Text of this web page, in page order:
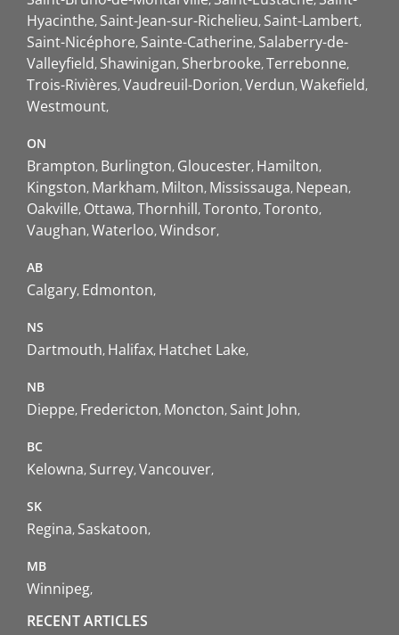
Hyacinthe Saint-Jean-sur-Richelieu Saint-Lambert
Saint-Nicéphore Sainte-Catherine Salaberry-de-
Valleyfield Shawinigan Sherbrooke Terrebonne
Trois-Rivières Vaudreuil-Dorion Verdun Wakefield
Westmount
ON
Brampton Burlington Gloucester Hamilton
Kingston Markham Milton Mississauga Nepean
Oakville Ottawa Thornhill Toronto Toronto
Vaughan Waterloo Windsor
AB
Calgary Edmonton
NS
Dartmouth Halifax Hatchet Lake
NB
Dieppe Fredericton Moncton Saint John
BC
Kelowna Surrey Vancouver
SK
Regina Saskatoon
MB
Winnipeg
RECENT ARTICLES